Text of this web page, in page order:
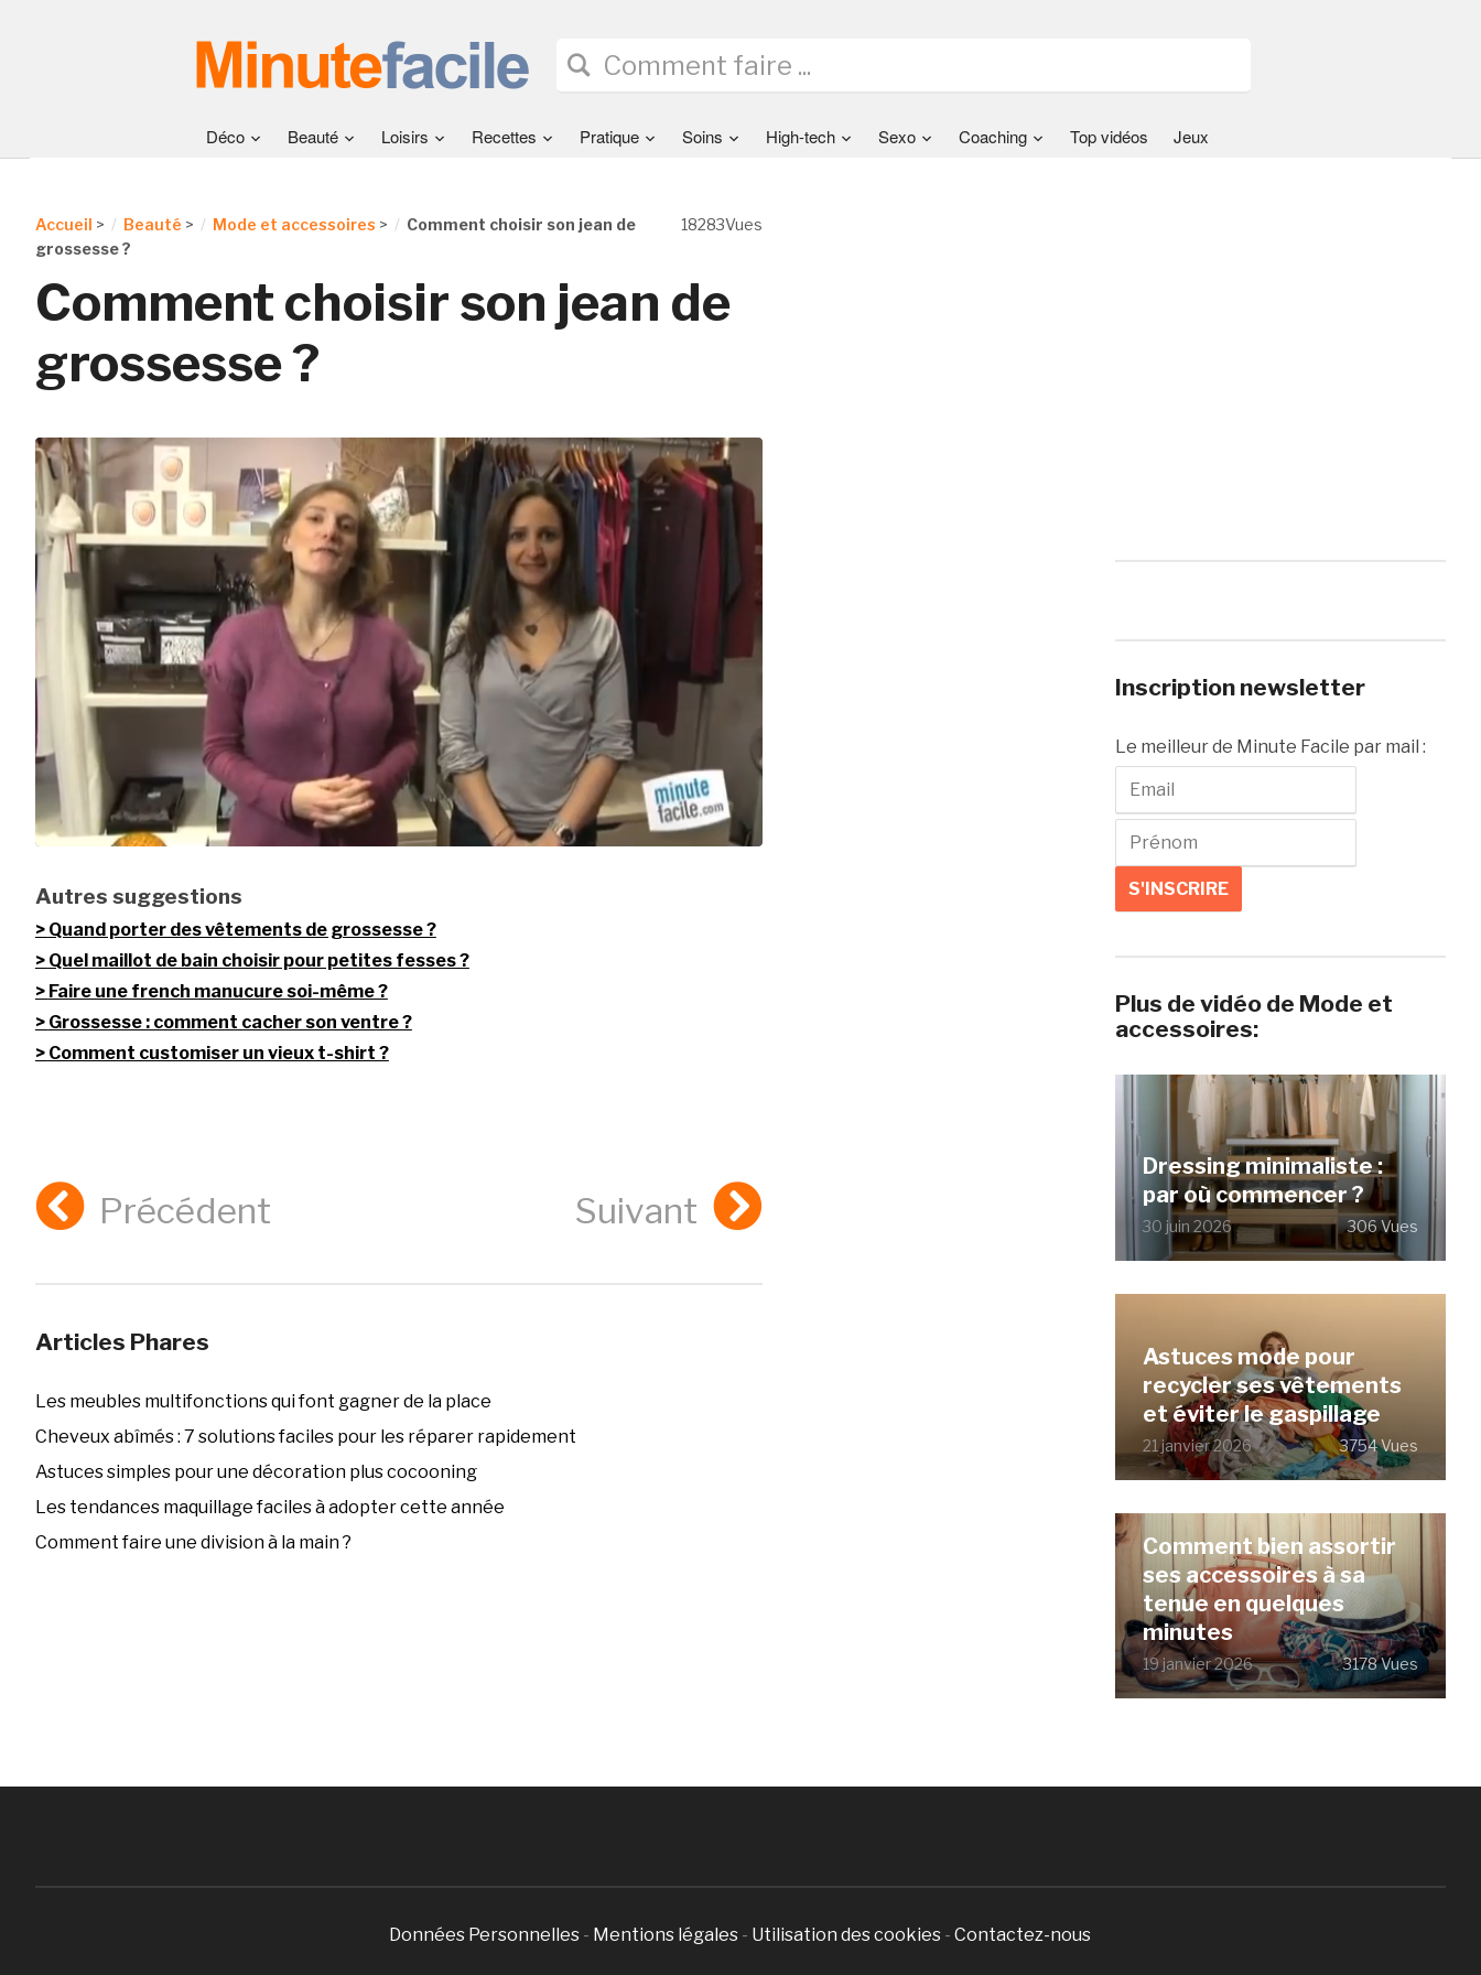
Déco Beauté Loisirs Recettes Pratique Soins High-tech Sexo Coaching Top vidéos Jeux
18283Vues
Accueil > Beauté > Mode et accessoires >
Comment choisir son jean de
grossesse ?
Comment choisir son jean de
grossesse ?
Autres suggestions
Quand porter des vêtements de grossesse ?
Quel maillot de bain choisir pour petites fesses ?
Faire une french manucure soi-même ?
Grossesse : comment cacher son ventre ?
Comment customiser un vieux t-shirt ?
Précédent Suivant
Articles Phares
Les meubles multifonctions qui font gagner de la place
Cheveux abîmés : 7 solutions faciles pour les réparer rapidement
Astuces simples pour une décoration plus cocooning
Les tendances maquillage faciles à adopter cette année
Comment faire une division à la main ?
Inscription newsletter
Le meilleur de Minute Facile par mail :
Plus de vidéo de Mode et
accessoires:
Dressing minimaliste :
par où commencer ?
30 juin 2026 306 Vues
Astuces mode pour
recycler ses vêtements
et éviter le gaspillage
21 janvier 2026 3754 Vues
Comment bien assortir
ses accessoires à sa
tenue en quelques
minutes
19 janvier 2026 3178 Vues
Données Personnelles - Mentions légales - Utilisation des cookies -Contactez-nous